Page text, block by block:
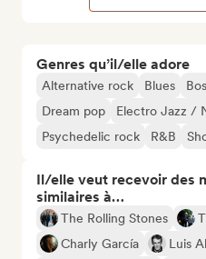
Genres qu’il/elle adore
Alternative rock Blues
Dream pop
Electro Jazz /
Psychedelic rock
R&B
Il/elle veut recevoir des
similaires à…
The Rolling Stones
Charly García
Luis